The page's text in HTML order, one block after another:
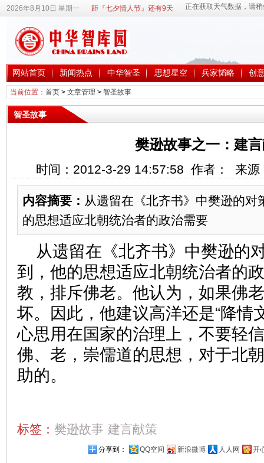
2026年8月10日 星期一 距『七夕情人节』还有9天
网站首页 新闻热点 中华智圣 思想星空 兵家韬略 创
当前位置： 首页> 文章管理 > 智圣故事
智圣故事
樊逊故事之一：建
时间：2012-3-29 14:57:58 作者： 来
内容摘要： 从遗留在《北齐书》中樊逊的对
的思想适应北朝统治者的政治需要
从遗留在《北齐书》中樊逊的
到，他的思想适应北朝统治者的
教，排斥佛老。他认为，如果佛
坏。因此，他建议高洋还是“降情
心思用在国家的治理上，不要轻
佛、老，崇儒道的思想，对于北
助的。
标签： 樊逊故事 建言献策
分享到： QQ空间 新浪微博 人人网 开